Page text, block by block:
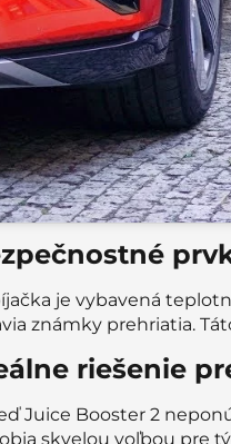
je vybavená
známky prehriatia.
riešenie
Juice Booster 2
skvelou voľbou pre